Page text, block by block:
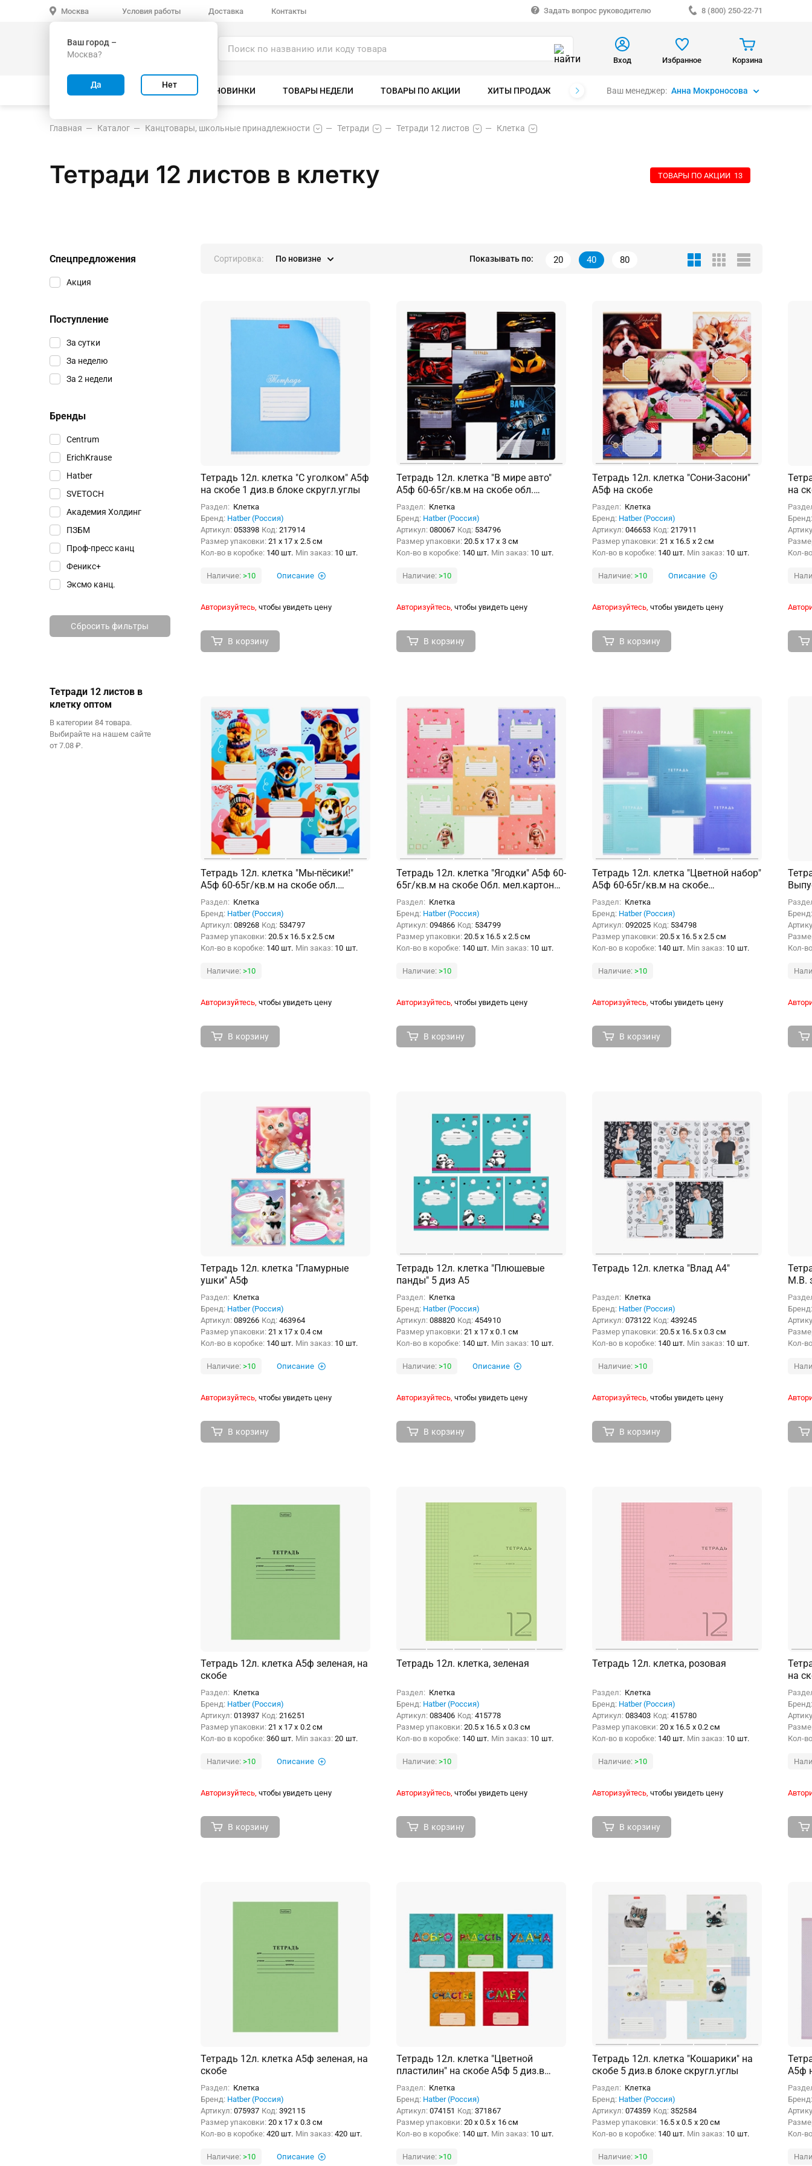
Москва
Ваш город –
Москва?
Да Нет
Условия работы Доставка Контакты Задать вопрос руководителю 8 (800) 250-22-71
Вход Избранное Корзина
ВСЕ ТОВАРЫ ВЕЛОСИПЕДЫ НОВИНКИ ТОВАРЫ НЕДЕЛИ ТОВАРЫ ПО АКЦИИ ХИТЫ ПРОДАЖ БРЕНДЫВаш менеджер: Анна Мокроносова
Главная Каталог Канцтовары, школьные принадлежности Тетради Тетради 12 листов Клетка
Тетради 12 листов в клетку ТОВАРЫ ПО АКЦИИ 13
Спецпредложения
Акция
Поступление
За сутки
За неделю
За 2 недели
Бренды
Centrum
ErichKrause
Hatber
SVETOCH
Академия Холдинг
ПЗБМ
Проф-пресс канц
Феникс+
Эксмо канц.
Сбросить фильтры
Тетради 12 листов в
клетку оптом
В категории 84 товара.
Выбирайте на нашем сайте
от 7.08 ₽.
Сортировка: По новизне Показывать по: 20 40 80
Тетрадь 12л. клетка "С уголком" А5ф
на скобе 1 диз.в блоке скругл.углы
Раздел: Клетка
Бренд: Hatber (Россия)
Артикул: 053398 Код:217914
Размер упаковки: 21 x 17 x 2.5 см
Кол-во в коробке: 140 шт. Min заказ: 10 шт.
Наличие: >10 Описание
Авторизуйтесь, чтобы увидеть цену
В корзину
Тетрадь 12л. клетка "В мире авто"
А5ф 60-65г/кв.м на скобе обл.
мел.картон 5 диз.в блоке
скругл.углы
Раздел: Клетка
Бренд: Hatber (Россия)
Артикул: 080067 Код: 534796
Размер упаковки: 20.5 x 17 x 3 см
Кол-во в коробке: 140 шт. Min заказ: 10 шт.
Наличие: >10
Авторизуйтесь, чтобы увидеть цену
В корзину
Тетрадь 12л. клетка "Сони-Засони"
А5ф на скобе
Раздел: Клетка
Бренд: Hatber (Россия)
Артикул: 046653 Код:217911
Размер упаковки: 21 x 16.5 x 2 см
Кол-во в коробке: 140 шт. Min заказ: 10 шт.
Наличие: >10 Описание
Авторизуйтесь, чтобы увидеть цену
В корзину
на
Кол-
Тетрадь 12л. клетка "Мы-пёсики!"
А5ф 60-65г/кв.м на скобе обл.
мел.картон 5 диз.в блоке
скругл.углы
Раздел: Клетка
Бренд: Hatber (Россия)
Артикул: 089268 Код: 534797
Размер упаковки: 20.5 x 16.5 x 2.5 см
Кол-во в коробке: 140 шт. Min заказ: 10 шт.
Наличие: >10
Авторизуйтесь, чтобы увидеть цену
В корзину
Тетрадь 12л. клетка "Ягодки" А5ф 60-
65г/кв.м на скобе Обл. мел.картон
тиснение 5 диз. скругл.углы
Раздел: Клетка
Бренд: Hatber (Россия)
Артикул: 094866 Код: 534799
Размер упаковки: 20.5 x 16.5 x 2.5 см
Кол-во в коробке: 140 шт. Min заказ: 10 шт.
Наличие: >10
Авторизуйтесь, чтобы увидеть цену
В корзину
Тетрадь 12л. клетка "Цветной набор"
А5ф 60-65г/кв.м на скобе
пластиковая обложка 5 диз.в блоке
Раздел: Клетка
Бренд: Hatber (Россия)
Артикул: 092025 Код: 534798
Размер упаковки: 20.5 x 16.5 x 2.5 см
Кол-во в коробке: 140 шт. Min заказ: 10 шт.
Наличие: >10
Авторизуйтесь, чтобы увидеть цену
В корзину
Кол-
Тетрадь 12л. клетка "Гламурные
ушки" А5ф
Раздел: Клетка
Бренд: Hatber (Россия)
Артикул: 089266 Код:463964
Размер упаковки: 21 x 17 x 0.4 см
Кол-во в коробке: 140 шт. Min заказ: 10 шт.
Наличие: >10 Описание
Авторизуйтесь, чтобы увидеть цену
В корзину
Тетрадь 12л. клетка "Плюшевые
панды" 5 диз А5
Раздел: Клетка
Бренд: Hatber (Россия)
Артикул: 088820 Код:454910
Размер упаковки: 21 x 17 x 0.1 см
Кол-во в коробке: 140 шт. Min заказ: 10 шт.
Наличие: >10 Описание
Авторизуйтесь, чтобы увидеть цену
В корзину
Тетрадь 12л. клетка "Влад А4"
Раздел: Клетка
Бренд: Hatber (Россия)
Артикул: 073122 Код:439245
Размер упаковки: 20.5 x 16.5 x 0.3 см
Кол-во в коробке: 140 шт. Min заказ: 10 шт.
Наличие: >10
Авторизуйтесь, чтобы увидеть цену
В корзину
М.В.
Кол-
Тетрадь 12л. клетка А5ф зеленая, на
скобе
Раздел: Клетка
Бренд: Hatber (Россия)
Артикул: 013937 Код:216251
Размер упаковки: 21 x 17 x 0.2 см
Кол-во в коробке: 360 шт. Min заказ:20 шт.
Наличие: >10 Описание
Авторизуйтесь, чтобы увидеть цену
В корзину
Тетрадь 12л. клетка, зеленая
Раздел: Клетка
Бренд: Hatber (Россия)
Артикул: 083406 Код:415778
Размер упаковки: 20.5 x 16.5 x 0.3 см
Кол-во в коробке: 140 шт. Min заказ: 10 шт.
Наличие: >10
Авторизуйтесь, чтобы увидеть цену
В корзину
Тетрадь 12л. клетка, розовая
Раздел: Клетка
Бренд: Hatber (Россия)
Артикул: 083403 Код:415780
Размер упаковки: 20 x 16.5 x 0.2 см
Кол-во в коробке: 140 шт. Min заказ: 10 шт.
Наличие: >10
Авторизуйтесь, чтобы увидеть цену
В корзину
на
Кол-
Тетрадь 12л. клетка А5ф зеленая, на
скобе
Раздел: Клетка
Бренд: Hatber (Россия)
Артикул: 075937 Код:392115
Размер упаковки: 20 x 17 x 0.3 см
Кол-во в коробке: 420 шт. Min заказ:420 шт.
Наличие: >10 Описание
Тетрадь 12л. клетка "Цветной
пластилин" на скобе А5ф 5 диз.в
блоке скругл.углы
Раздел: Клетка
Бренд: Hatber (Россия)
Артикул: 074151 Код:371867
Размер упаковки: 20 x 0.5 x 16 см
Кол-во в коробке: 140 шт. Min заказ: 10 шт.
Наличие: >10
Тетрадь 12л. клетка "Кошарики" на
скобе 5 диз.в блоке скругл.углы
Раздел: Клетка
Бренд: Hatber (Россия)
Артикул: 074359 Код:352584
Размер упаковки: 16.5 x 0.5 x 20 см
Кол-во в коробке: 140 шт. Min заказ: 10 шт.
Наличие: >10
А5ф
Кол-